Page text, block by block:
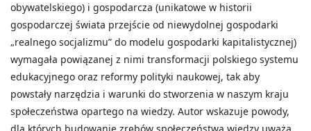
obywatelskiego) i gospodarcza (unikatowe w historii
gospodarczej świata przejście od niewydolnej gospodarki
„realnego socjalizmu” do modelu gospodarki kapitalistycznej)
wymagała powiązanej z nimi transformacji polskiego systemu
edukacyjnego oraz reformy polityki naukowej, tak aby
powstały narzędzia i warunki do stworzenia w naszym kraju
społeczeństwa opartego na wiedzy. Autor wskazuje powody,